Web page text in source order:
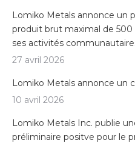
Lomiko Metals annonce un
produit brut maximal de
ses activités
27 avril 2026
Lomiko Metals annonce un
10 avril 2026
Lomiko Metals Inc. publie
préliminaire positve pour le